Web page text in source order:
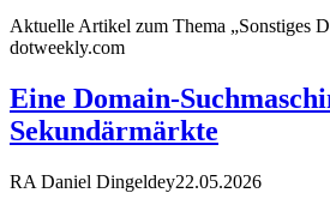
Aktuelle Artikel zum Thema „Sonstiges
dotweekly.com
Eine Domain-
Sekundärmärkte
RA Daniel Dingeldey22.05.2026